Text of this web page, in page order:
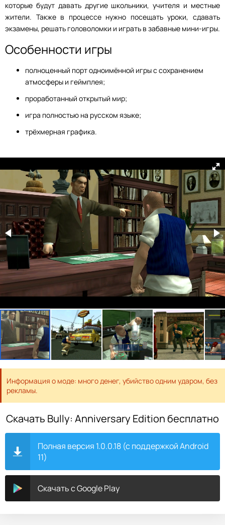
которые будут давать другие школьники, учителя и местные
жители. Также в процессе нужно посещать уроки, сдавать
экзамены, решать головоломки и играть в забавные мини-игры.
Особенности игры
полноценный порт одноимённой игры с сохранением
атмосферы и геймплея;
проработанный открытый мир;
игра полностью на русском языке;
трёхмерная графика.
Информация о моде: много денег, убийство одним ударом, без
рекламы.
Скачать Bully: Anniversary Edition бесплатно
Полная версия 1.0.0.18 (с поддержкой Android
11)
Скачать с Google Play